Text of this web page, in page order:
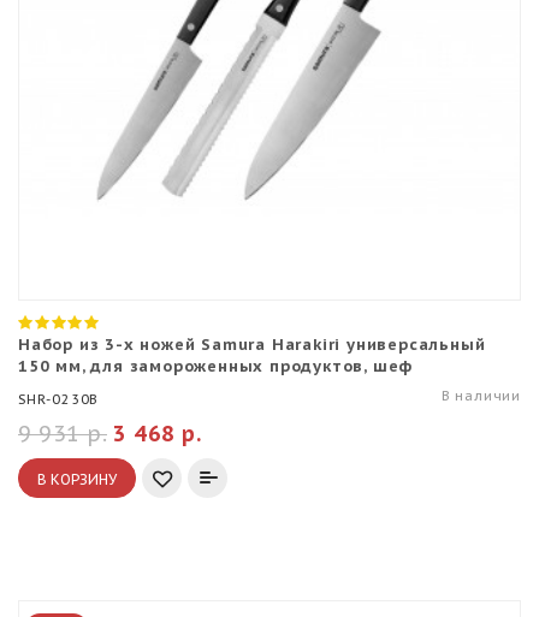
Набор из 3-х ножей Samura Harakiri универсальный
150 мм, для замороженных продуктов, шеф
SHR-0230B В наличии
3 468 р.
9 931 р.
В КОРЗИНУ